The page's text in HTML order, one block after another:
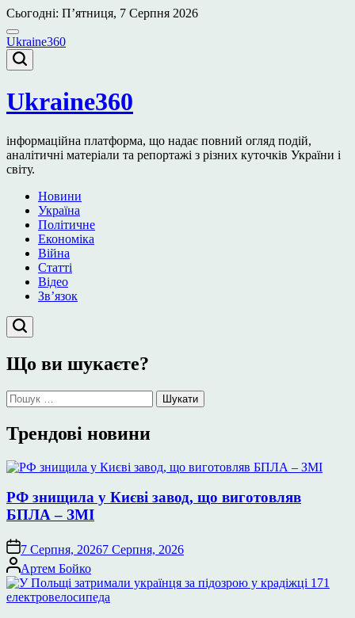
Перейти
до
вмісту
Сьогодні: П’ятниця, 7 Серпня 2026
Ukraine360
Ukraine360
інформаційна платформа, що надає повний огляд подій,
аналітичні матеріали та репортажі з різних куточків України і
світу.
Новини
Україна
Політичне
Економіка
Війна
Статті
Відео
Зв’язок
Що ви шукаєте?
Пошук:
Трендові новини
РФ знищила у Києві завод, що виготовляв
БПЛА – ЗМІ
7 Серпня, 20267 Серпня, 2026
Опубліковано
Артем Бойко